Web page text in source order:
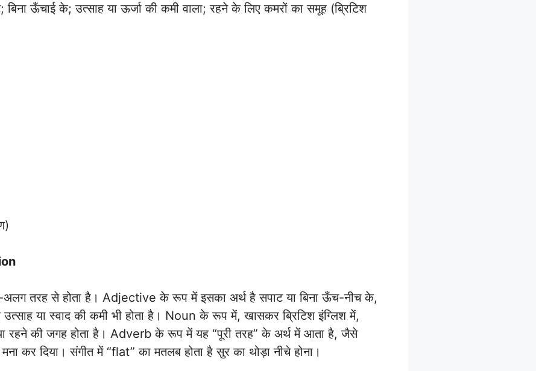
ऊँचाई के; उत्साह या ऊर्जा की कमी वाला; रहने के लिए कमरों का समूह (ब्रिटिश
तरह से होता है। Adjective के रूप में इसका अर्थ है सपाट या बिना ऊँच-नीच के,
या स्वाद की कमी भी होता है। Noun के रूप में, खासकर ब्रिटिश इंग्लिश में,
रहने की जगह होता है। Adverb के रूप में यह “पूरी तरह” के अर्थ में आता है, जैसे
कर दिया। संगीत में “flat” का मतलब होता है सुर का थोड़ा नीचे होना।